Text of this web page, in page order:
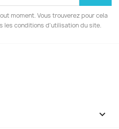
moment. Vous trouverez pour cela
les conditions d'utilisation du site.
